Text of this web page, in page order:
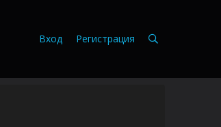
Вход Регистрация